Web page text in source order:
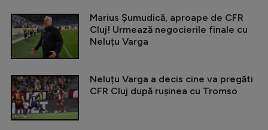
Marius Șumudică, aproape de CFR
Cluj! Urmează negocierile finale cu
Neluțu Varga
Neluțu Varga a decis cine va pregăti
CFR Cluj după rușinea cu Tromso